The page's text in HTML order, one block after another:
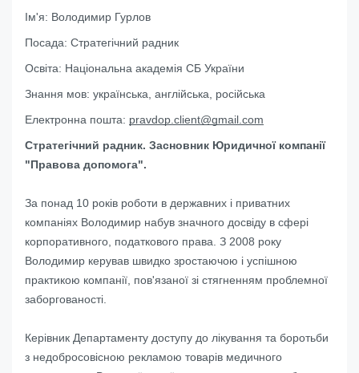
Ім'я: Володимир Гурлов
Посада: Стратегічний радник
Освіта: Національна академія СБ України
Знання мов: українська, англійська, російська
Електронна пошта: pravdop.client@gmail.com
Стратегічний радник. Засновник Юридичної компанії
"Правова допомога".
За понад 10 років роботи в державних і приватних
компаніях Володимир набув значного досвіду в сфері
корпоративного, податкового права. З 2008 року
Володимир керував швидко зростаючою і успішною
практикою компанії, пов'язаної зі стягненням проблемної
заборгованості.
Керівник Департаменту доступу до лікування та боротьби
з недобросовісною рекламою товарів медичного